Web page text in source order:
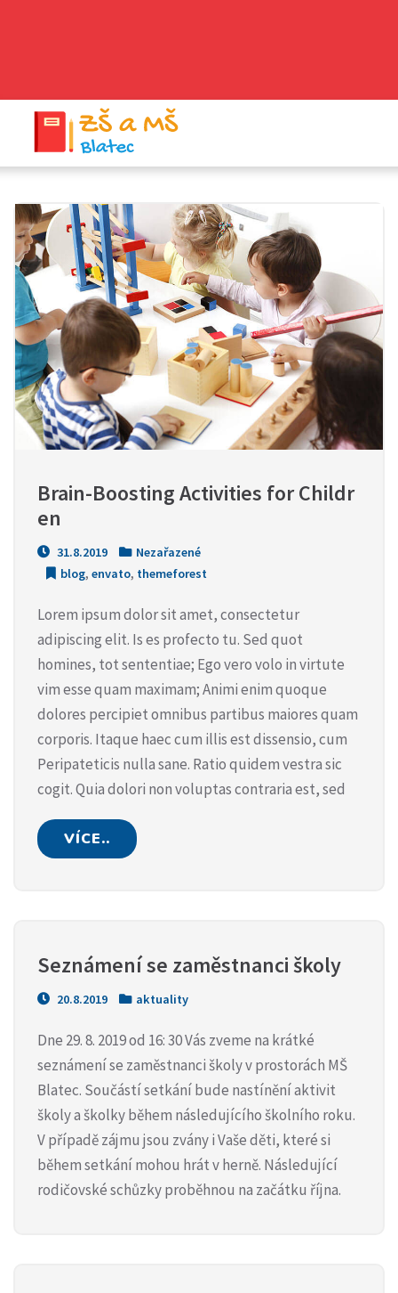
Brain-Boosting Activities for Childr
en
31.8.2019
Nezařazené
blog, envato, themeforest
Lorem ipsum dolor sit amet, consectetur
adipiscing elit. Is es profecto tu. Sed quot
homines, tot sententiae; Ego vero volo in virtute
vim esse quam maximam; Animi enim quoque
dolores percipiet omnibus partibus maiores quam
corporis. Itaque haec cum illis est dissensio, cum
Peripateticis nulla sane. Ratio quidem vestra sic
cogit. Quia dolori non voluptas contraria est, sed
VÍCE..
Seznámení se zaměstnanci školy
20.8.2019 aktuality
Dne 29. 8. 2019 od 16: 30 Vás zveme na krátké
seznámení se zaměstnanci školy v prostorách MŠ
Blatec. Součástí setkání bude nastínění aktivit
školy a školky během následujícího školního roku.
V případě zájmu jsou zvány i Vaše děti, které si
během setkání mohou hrát v herně. Následující
rodičovské schůzky proběhnou na začátku října.